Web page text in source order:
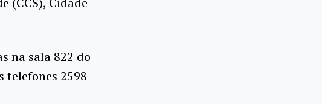
na sala 822 do
telefones 2598-